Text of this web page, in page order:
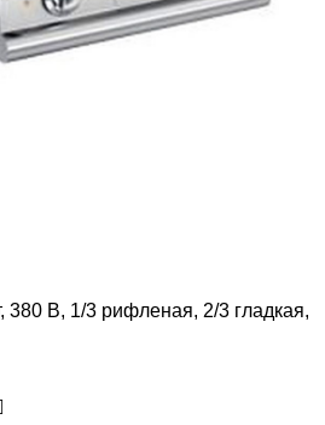
380 В, 1/3 рифленая, 2/3 гладкая,